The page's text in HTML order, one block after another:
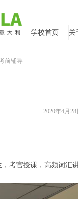
学校首页
前辅导
考官授课，高频词汇
2020年4月28